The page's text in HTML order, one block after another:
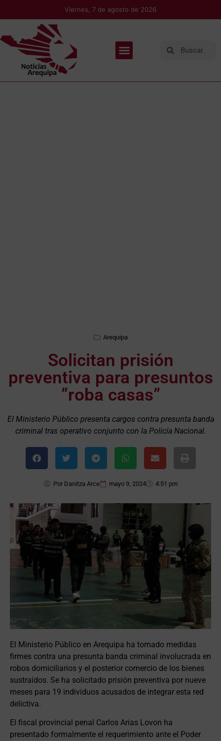
Viernes, 7 de agosto de 2026
Arequipa
Solicitan prisión
preventiva para presuntos
“roba casas”
El Ministerio Público presenta cargos contra presunta banda
criminal tras operativo conjunto con la Policía Nacional.
PorDanitza Arce mayo 9, 2024 4:51 pm
El Ministerio Público en Arequipa ha tomado medidas
firmes contra una presunta banda criminal involucrada en
robos domiciliarios y el posterior comercio de los bienes
sustraídos. Se ha solicitado prisión preventiva por nueve
meses para 19 individuos acusados de integrar esta red
delictiva.
El fiscal provincial penal Carlos Arias Lovon ha
presentado formalmente el requerimiento ante el Poder